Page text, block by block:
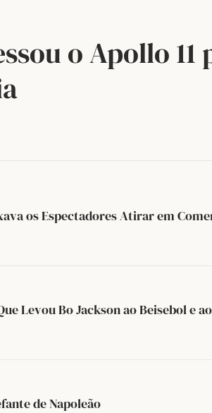
o Apollo
os Espectadores Atirar em
Levou Bo Jackson ao Beisebol e
de Napoleão